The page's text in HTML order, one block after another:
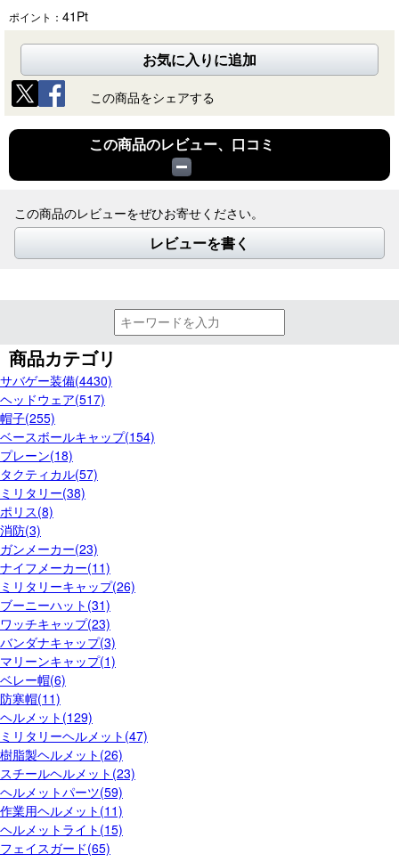
ポイント： 41 Pt
お気に入りに追加
この商品をシェアする
この商品のレビュー、口コミ
この商品のレビューをぜひお寄せください。
レビューを書く
商品カテゴリ
サバゲー装備(4430)
ヘッドウェア(517)
帽子(255)
ベースボールキャップ(154)
プレーン(18)
タクティカル(57)
ミリタリー(38)
ポリス(8)
消防(3)
ガンメーカー(23)
ナイフメーカー(11)
ミリタリーキャップ(26)
ブーニーハット(31)
ワッチキャップ(23)
バンダナキャップ(3)
マリーンキャップ(1)
ベレー帽(6)
防寒帽(11)
ヘルメット(129)
ミリタリーヘルメット(47)
樹脂製ヘルメット(26)
スチールヘルメット(23)
ヘルメットパーツ(59)
作業用ヘルメット(11)
ヘルメットライト(15)
フェイスガード(65)